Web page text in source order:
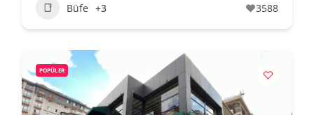
Büfe +3 3588
POPÜLER